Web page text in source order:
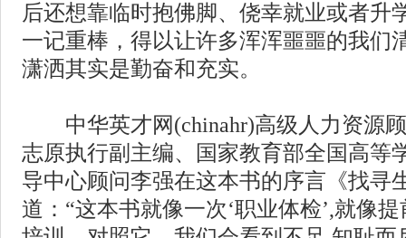
后还想靠临时抱佛脚、侥幸就业或者升
一记重棒，得以让许多浑浑噩噩的我们
潇洒其实是勤奋和充实。
中华英才网(chinahr)高级人力资源顾
志原执行副主编、国家教育部全国高等
导中心顾问李强在这本书的序言《找寻
道：“这本书就像一次‘职业体检’,就像